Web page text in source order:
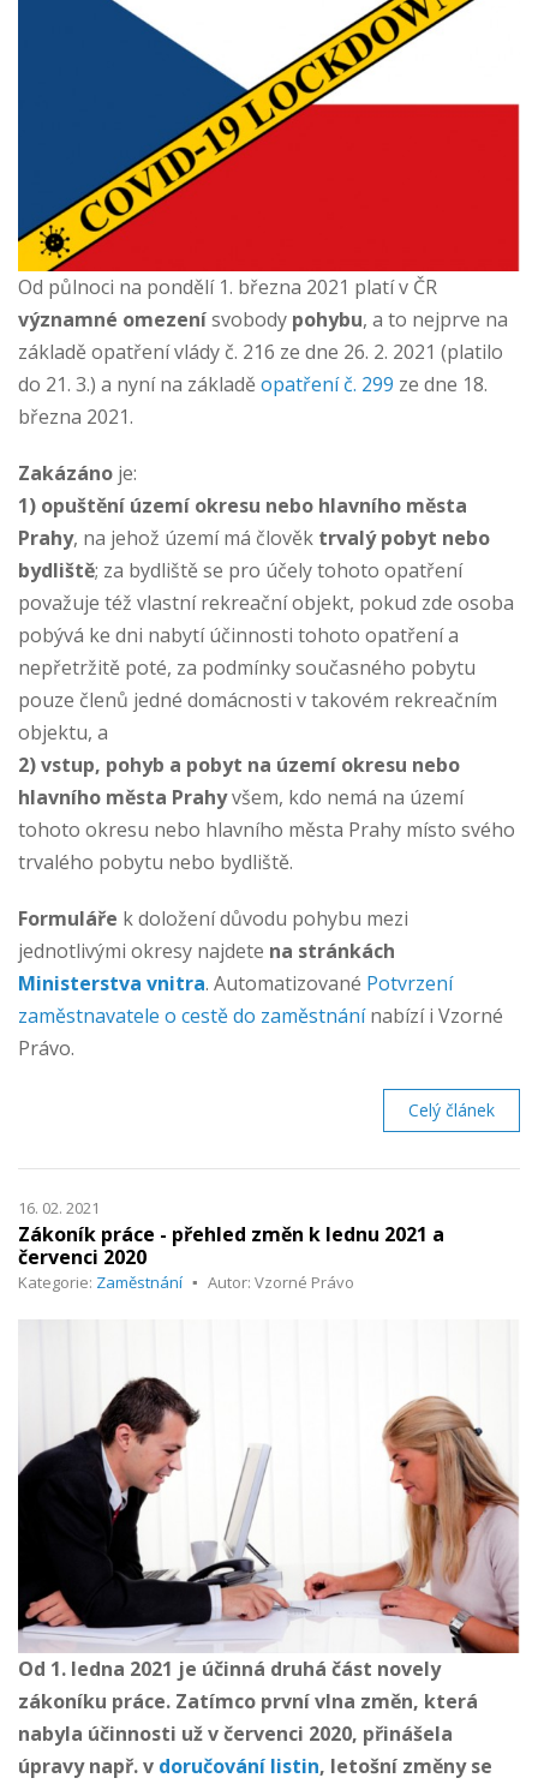
Od půlnoci na pondělí 1. března 2021 platí v ČR
významné omezenísvobody pohybu, a to nejprve na
základě opatření vlády č. 216 ze dne 26. 2. 2021 (platilo
do 21. 3.) a nyní na základě opatření č. 299 ze dne 18.
března 2021.
Zakázáno je:
1) opuštění území okresu nebo hlavního města
Prahy, na jehož území má člověk trvalý pobyt nebo
bydliště; za bydliště se pro účely tohoto opatření
považuje též vlastní rekreační objekt, pokud zde osoba
pobývá ke dni nabytí účinnosti tohoto opatření a
nepřetržitě poté, za podmínky současného pobytu
pouze členů jedné domácnosti v takovém rekreačním
objektu, a
2) vstup, pohyb a pobyt na území okresu nebo
hlavního města Prahyvšem, kdo nemá na území
tohoto okresu nebo hlavního města Prahy místo svého
trvalého pobytu nebo bydliště.
Formuláře k doložení důvodu pohybu mezi
jednotlivými okresy najdete na stránkách
Ministerstva vnitra. Automatizované Potvrzení
zaměstnavatele o cestě do zaměstnánínabízí i Vzorné
Právo.
Celý článek
16. 02. 2021
Zákoník práce - přehled změn k lednu 2021 a
červenci 2020
Kategorie: Zaměstnání Autor: Vzorné Právo
Od 1. ledna 2021 je účinná druhá část novely
zákoníku práce. Zatímco první vlna změn, která
nabyla účinnosti už v červenci 2020, přinášela
úpravy např. v doručování listin, letošní změny se